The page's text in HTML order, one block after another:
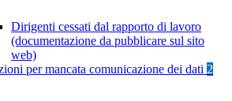
Dirigenti cessati dal rapporto di lavoro
(documentazione da pubblicare sul sito
web)
per mancata comunicazione dei dati 2